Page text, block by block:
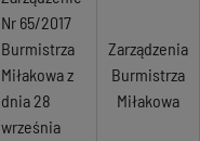
Nr 65/2017
Burmistrza
Miłakowa z
dnia 28
września
Zarządzenia
Burmistrza
Miłakowa